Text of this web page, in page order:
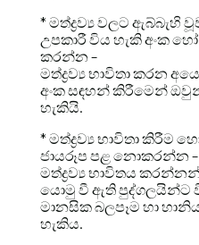
* මත්ද්‍රව්‍ය වලට
උපකාරී විය හැකි අංක
කරන්න –
මත්ද්‍රව්‍ය භාවිතා කරන
අංක සඳහන් කිරීමෙන්
හැකියි.
* මත්ද්‍රව්‍ය භාවිතා කිරීම
ජායරූප පළ නොකරන්න –
මත්ද්‍රව්‍ය භාවිතය
යොමු වී ඇති පුද්ගලයින්ට
මානසික බලපෑම හා
හැකිය.